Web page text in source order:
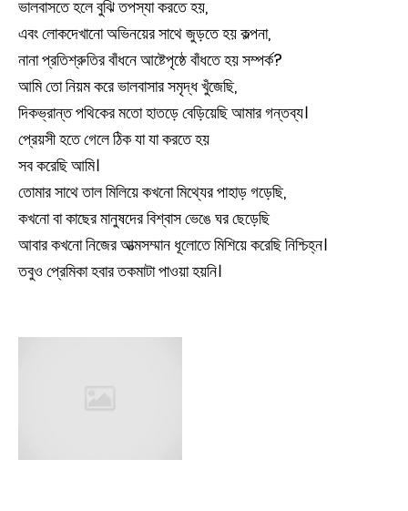
ভালবাসতে হলে বুঝি তপস্যা করতে হয়,
এবং লোকদেখানো অভিনয়ের সাথে জুড়তে হয় কল্পনা,
নানা প্রতিশ্রুতির বাঁধনে আষ্টেপৃষ্ঠে বাঁধতে হয় সম্পর্ক?
আমি তো নিয়ম করে ভালবাসার সমৃদ্ধ খুঁজেছি,
দিকভ্রান্ত পথিকের মতো হাতড়ে বেড়িয়েছি আমার গন্তব্য।
প্রেয়সী হতে গেলে ঠিক যা যা করতে হয়
সব করেছি আমি।
তোমার সাথে তাল মিলিয়ে কখনো মিথ্যের পাহাড় গড়েছি,
কখনো বা কাছের মানুষদের বিশ্বাস ভেঙে ঘর ছেড়েছি
আবার কখনো নিজের আত্মসম্মান ধূলোতে মিশিয়ে করেছি নিশ্চিহ্ন।
তবুও প্রেমিকা হবার তকমাটা পাওয়া হয়নি।